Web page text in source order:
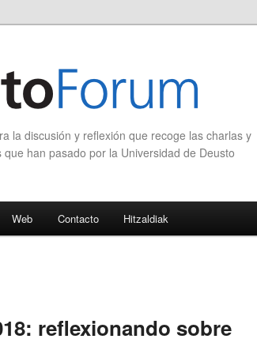
la discusión y reflexión que recoge las charlas y
han pasado por la Universidad de Deusto
Web Contacto Hitzaldiak
reflexionando sobre